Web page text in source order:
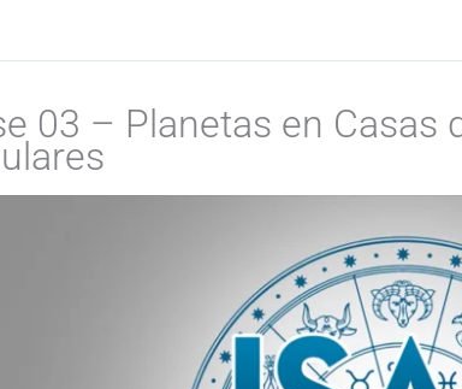
03 – Planetas en Casas